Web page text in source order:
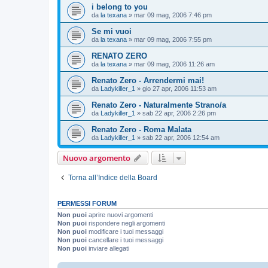
i belong to you
da la texana » mar 09 mag, 2006 7:46 pm
Se mi vuoi
da la texana » mar 09 mag, 2006 7:55 pm
RENATO ZERO
da la texana » mar 09 mag, 2006 11:26 am
Renato Zero - Arrendermi mai!
da Ladykiller_1 » gio 27 apr, 2006 11:53 am
Renato Zero - Naturalmente Strano/a
da Ladykiller_1 » sab 22 apr, 2006 2:26 pm
Renato Zero - Roma Malata
da Ladykiller_1 » sab 22 apr, 2006 12:54 am
Nuovo argomento
Torna all’Indice della Board
PERMESSI FORUM
Non puoi aprire nuovi argomenti
Non puoi rispondere negli argomenti
Non puoi modificare i tuoi messaggi
Non puoi cancellare i tuoi messaggi
Non puoi inviare allegati